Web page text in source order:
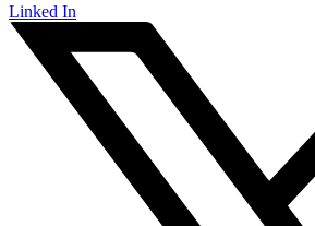
Linked In